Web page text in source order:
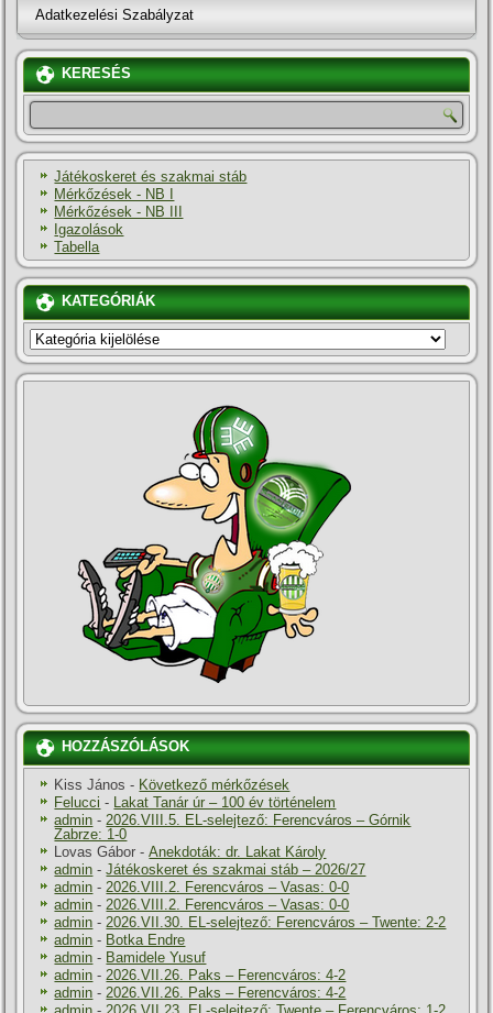
Adatkezelési Szabályzat
KERESÉS
Játékoskeret és szakmai stáb
Mérkőzések - NB I
Mérkőzések - NB III
Igazolások
Tabella
KATEGÓRIÁK
KATEGÓRIÁK
HOZZÁSZÓLÁSOK
Kiss János - Következő mérkőzések
Felucci - Lakat Tanár úr – 100 év történelem
admin -2026.VIII.5. EL-selejtező: Ferencváros – Górnik
Zabrze: 1-0
Lovas Gábor -Anekdoták: dr. Lakat Károly
admin -Játékoskeret és szakmai stáb – 2026/27
admin -2026.VIII.2. Ferencváros – Vasas: 0-0
admin -2026.VIII.2. Ferencváros – Vasas: 0-0
admin -2026.VII.30. EL-selejtező: Ferencváros – Twente: 2-2
admin - Botka Endre
admin - Bamidele Yusuf
admin -2026.VII.26. Paks – Ferencváros: 4-2
admin -2026.VII.26. Paks – Ferencváros: 4-2